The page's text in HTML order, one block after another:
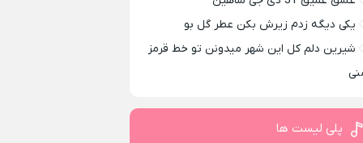
یکی دیگه زدم زیرش بکن عطر گل بو
شیرین دلم کل این شهر میدونن تو خط قرمز
پلی لیست ها